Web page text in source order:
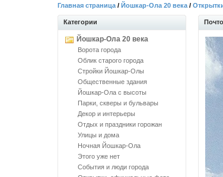
Главная страница / Йошкар-Ола 20 века /
Категории
Йошкар-Ола 20 века
Ворота города
Облик старого города
Стройки Йошкар-Олы
Общественные здания
Йошкар-Ола с высоты
Парки, скверы и бульвары
Декор и интерьеры
Отдых и праздники горожан
Улицы и дома
Ночная Йошкар-Ола
Этого уже нет
События и люди города